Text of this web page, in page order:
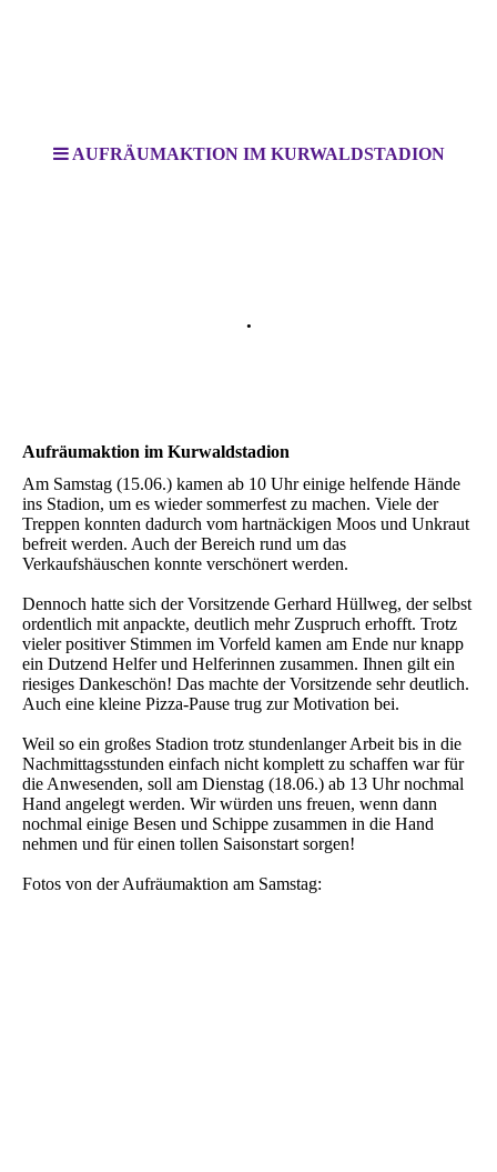
AUFRÄUMAKTION IM KURWALDSTADION
.
Aufräumaktion im Kurwaldstadion
Am Samstag (15.06.) kamen ab 10 Uhr einige helfende Hände
ins Stadion, um es wieder sommerfest zu machen. Viele der
Treppen konnten dadurch vom hartnäckigen Moos und Unkraut
befreit werden. Auch der Bereich rund um das
Verkaufshäuschen konnte verschönert werden.
Dennoch hatte sich der Vorsitzende Gerhard Hüllweg, der selbst
ordentlich mit anpackte, deutlich mehr Zuspruch erhofft. Trotz
vieler positiver Stimmen im Vorfeld kamen am Ende nur knapp
ein Dutzend Helfer und Helferinnen zusammen. Ihnen gilt ein
riesiges Dankeschön! Das machte der Vorsitzende sehr deutlich.
Auch eine kleine Pizza-Pause trug zur Motivation bei.
Weil so ein großes Stadion trotz stundenlanger Arbeit bis in die
Nachmittagsstunden einfach nicht komplett zu schaffen war für
die Anwesenden, soll am Dienstag (18.06.) ab 13 Uhr nochmal
Hand angelegt werden. Wir würden uns freuen, wenn dann
nochmal einige Besen und Schippe zusammen in die Hand
nehmen und für einen tollen Saisonstart sorgen!
Fotos von der Aufräumaktion am Samstag: